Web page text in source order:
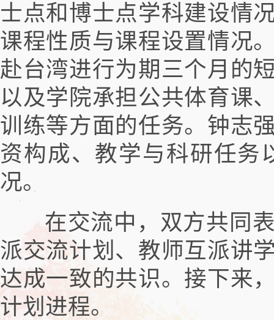
士点和博士点学科建设情
课程性质与课程设置情况
赴台湾进行为期三个月的
以及学院承担公共体育课
训练等方面的任务。钟志
资构成、教学与科研任务
况。
在交流中，双方共同
派交流计划、教师互派讲
达成一致的共识。接下来
计划进程。